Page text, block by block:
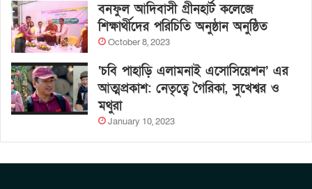
বনফুল আদিবাসী গ্রীনহার্ট কলেজে
শিক্ষার্থীদের পরিচিতি অনুষ্ঠান অনুষ্ঠিত
October 8, 2023
‘চবি পাহাড়ি এলামনাই এসোসিয়েশন’ এর
আত্মপ্রকাশ: নেতৃত্বে গৈরিকা, সুখেশ্বর ও
মথুরা
January 10, 2023